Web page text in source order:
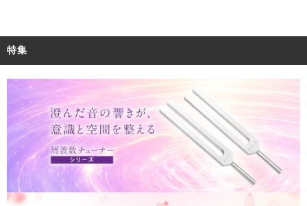
特集